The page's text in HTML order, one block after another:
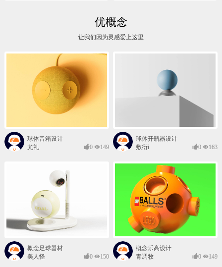
优概念
让我们因为灵感爱上这里
球体音箱设计
尤礼
0 149
球体开瓶器设计
敷衍i
0 163
概念足球器材
美人怪
0 150
概念乐高设计
青凋牧
0 149